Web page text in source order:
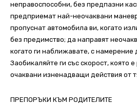
неправоспособни, без предпазни
предприемат най-неочаквани
пропуснат автомобила ви, когато
без предимство; да направят
когато ги наближавате, с намерение
Заобикаляйте ги със скорост, която
очаквани изненадващи действия от
ПРЕПОРЪКИ КЪМ РОДИТЕЛИТЕ